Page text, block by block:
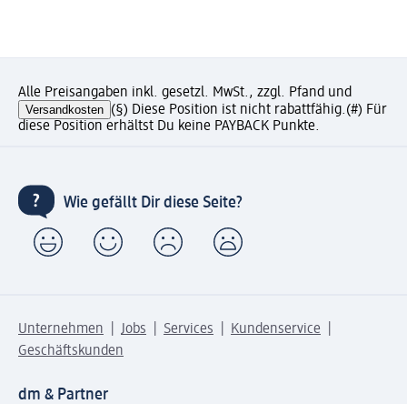
Alle Preisangaben inkl. gesetzl. MwSt., zzgl. Pfand und
Versandkosten (§) Diese Position ist nicht rabattfähig.(#) Für
diese Position erhältst Du keine PAYBACK Punkte.
Wie gefällt Dir diese Seite?
Unternehmen Jobs Services
Kundenservice
Geschäftskunden
dm & Partner